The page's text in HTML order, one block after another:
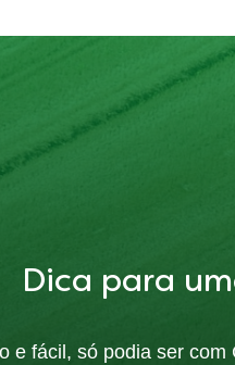
Dica para
e fácil, só podia ser